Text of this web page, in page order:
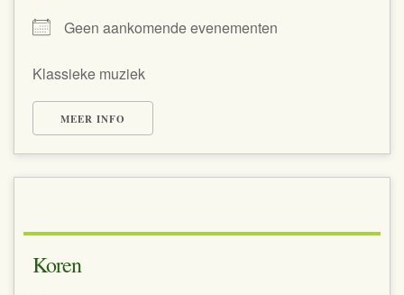
Geen aankomende evenementen
Klassieke muziek
MEER INFO
Koren